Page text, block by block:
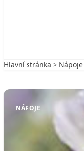
Hlavní stránka > Nápoje
NÁPOJE